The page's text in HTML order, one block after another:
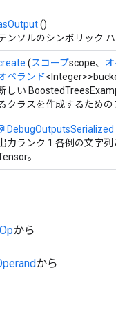
()
ンソルのシンボリック
(スコープscope、
ペランド
しい
クラスを作成するため
DebugOutputsSerialized
力ランク 1 各例の文字
。
から
から